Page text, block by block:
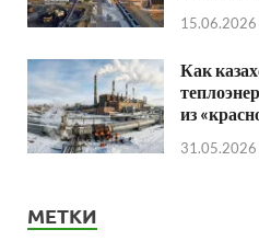
15.06.2026
Как
из
31.05.2026
МЕТКИ